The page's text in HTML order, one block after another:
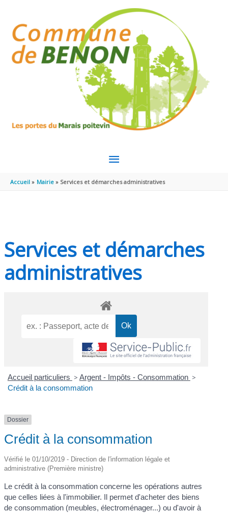
MENU
PRINCIPAL
Accueil Mairie Services et démarches administratives
Services et démarches
administratives
Accueil particuliers > Argent - Impôts - Consommation >
Crédit à la consommation
Dossier
Crédit à la consommation
Vérifié le 01/10/2019 - Direction de l'information légale et
administrative (Première ministre)
Le crédit à la consommation concerne les opérations autres
que celles liées à l'immobilier. Il permet d'acheter des biens
de consommation (meubles, électroménager...) ou d'avoir à